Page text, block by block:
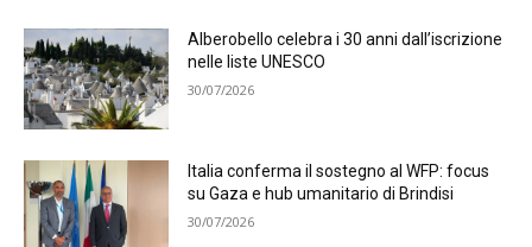
Alberobello celebra i 30 anni dall’iscrizione
nelle liste UNESCO
30/07/2026
Italia conferma il sostegno al WFP: focus
su Gaza e hub umanitario di Brindisi
30/07/2026